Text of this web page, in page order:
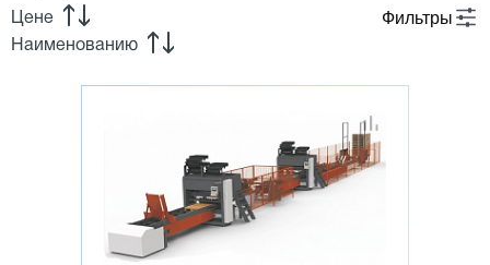
Фильтры
Цене
Наименованию